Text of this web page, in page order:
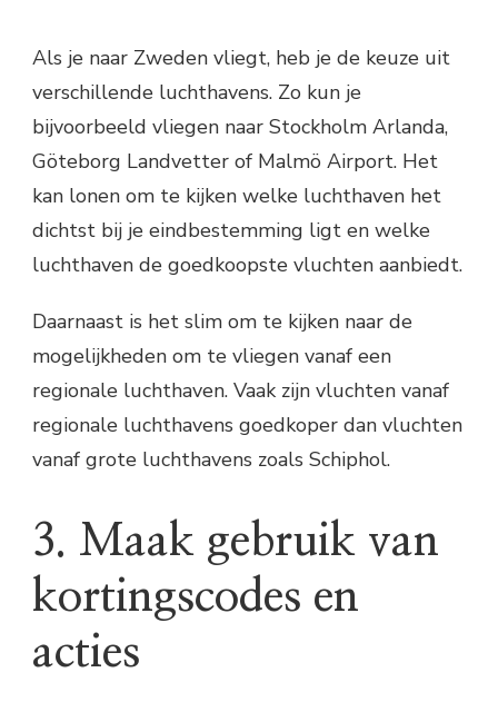
Als je naar Zweden vliegt, heb je de keuze uit
verschillende luchthavens. Zo kun je
bijvoorbeeld vliegen naar Stockholm Arlanda,
Göteborg Landvetter of Malmö Airport. Het
kan lonen om te kijken welke luchthaven het
dichtst bij je eindbestemming ligt en welke
luchthaven de goedkoopste vluchten aanbiedt.
Daarnaast is het slim om te kijken naar de
mogelijkheden om te vliegen vanaf een
regionale luchthaven. Vaak zijn vluchten vanaf
regionale luchthavens goedkoper dan vluchten
vanaf grote luchthavens zoals Schiphol.
3. Maak gebruik van
kortingscodes en
acties